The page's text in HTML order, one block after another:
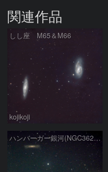
関連作品
しし座 M65＆M66
kojikoji
ハンバーガー銀河(NGC3628) M66 M65